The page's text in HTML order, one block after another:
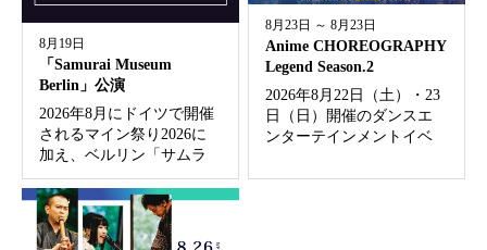
8月19日
「Samurai Museum
Berlin」公演
2026年8月にドイツで開催
されるマイン祭り2026に
加え、ベルリン「サムラ
イ・ミュージアム」での
出演も決定いたしまし
た。 「Samurai Museum
Berlin」 ドイツ・ベルリン
8月23日 ～ 8月23日
Anime CHOREOGRAPHY
Legend Season.2
2026年8月22日（土）・23
日（日）開催のダンスエ
ンターテインメントイベ
CHOREOGRAPHY Legend